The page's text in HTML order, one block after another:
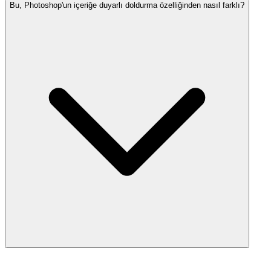
Bu, Photoshop'un içeriğe duyarlı doldurma özelliğinden nasıl farklı?